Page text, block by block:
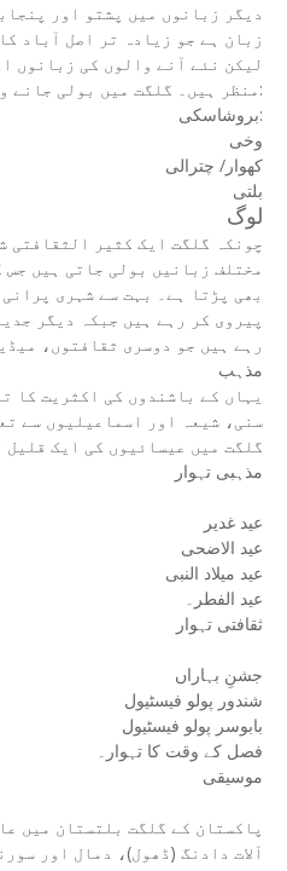
دیگر زبانوں میں پشتو اور
زبان ہے جو زیادہ تر اصل آباد
لیکن نئے آنے والوں کی زبانوں
منظر ہیں۔ گلگت میں بولی جانے والی دیگر اہم زبانیں یہ ہیں:
بروشاسکی:
وخی
کھوار/ چترالی
بلتی
لوگ
چونکہ گلگت ایک کثیر الثقافتی
مختلف زبانیں بولی جاتی ہیں جس
بھی پڑتا ہے۔ بہت سے شہری
پیروی کر رہے ہیں جبکہ دیگر
رہے ہیں جو دوسری ثقافتوں،
مذہب
یہاں کے باشندوں کی اکثریت کا
سنی، شیعہ اور اسماعیلیوں سے
گلگت میں عیسائیوں کی ایک قلیل
مذہبی تہوار
عید غدیر
عید الاضحی
عید میلاد النبی
عید الفطر۔
ثقافتی تہوار
جشنِ بہاراں
شندور پولو فیسٹیول
بابوسر پولو فیسٹیول
فصل کے وقت کا تہوار۔
موسیقی
پاکستان کے گلگت بلتستان میں
آلات دادنگ (ڈھول)، دمال اور